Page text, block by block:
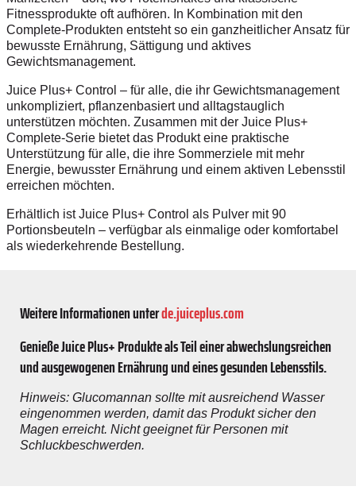
Fitnessprodukte oft aufhören. In Kombination mit den
Complete-Produkten entsteht so ein ganzheitlicher Ansatz für
bewusste Ernährung, Sättigung und aktives
Gewichtsmanagement.
Juice Plus+ Control – für alle, die ihr Gewichtsmanagement
unkompliziert, pflanzenbasiert und alltagstauglich
unterstützen möchten. Zusammen mit der Juice Plus+
Complete-Serie bietet das Produkt eine praktische
Unterstützung für alle, die ihre Sommerziele mit mehr
Energie, bewusster Ernährung und einem aktiven Lebensstil
erreichen möchten.
Erhältlich ist Juice Plus+ Control als Pulver mit 90
Portionsbeuteln – verfügbar als einmalige oder komfortabel
als wiederkehrende Bestellung.
Weitere Informationen unterde.juiceplus.com
Genieße Juice Plus+ Produkte als Teil einer abwechslungsreichen
und ausgewogenen Ernährung und eines gesunden Lebensstils.
Hinweis: Glucomannan sollte mit ausreichend Wasser
eingenommen werden, damit das Produkt sicher den
Magen erreicht. Nicht geeignet für Personen mit
Schluckbeschwerden.